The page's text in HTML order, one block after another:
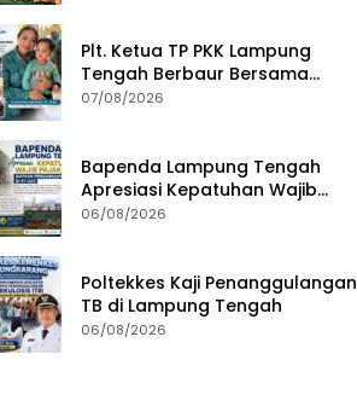
Plt. Ketua TP PKK Lampung
Tengah Berbaur Bersama
Anak-anak di PT GGP
07/08/2026
Bapenda Lampung Tengah
Apresiasi Kepatuhan Wajib
Pajak, Siapkan Pengawasan
06/08/2026
Poltekkes Kaji Penanggulangan
TB di Lampung Tengah
06/08/2026